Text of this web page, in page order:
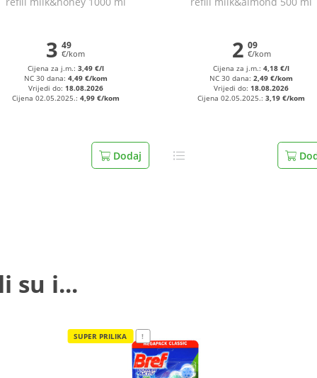
3 49
€/kom
Cijena za j.m.: 3,49 €/l
NC 30 dana: 4,49 €/kom
Vrijedi do: 18.08.2026
Cijena 02.05.2025.: 4,99 €/kom
Dodaj
2 09
€/kom
Cijena za j.m.:4,18 €/l
NC 30 dana:2,49 €/kom
Vrijedi do:18.08.2026
Cijena 02.05.2025.:3,19 €/kom
su i...
SUPER PRILIKA !